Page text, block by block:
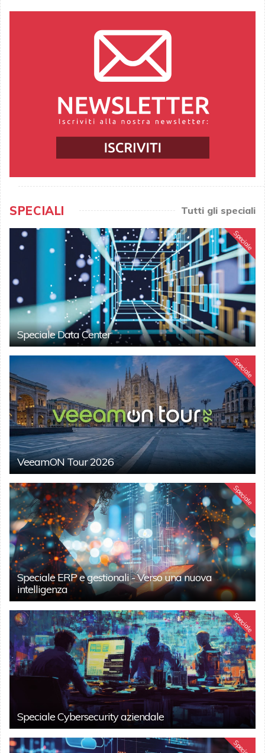
SPECIALI Tutti gli speciali
Speciale
Speciale Data Center
Speciale
VeeamON Tour 2026
Speciale
Speciale ERP e gestionali - Verso una nuova
intelligenza
Speciale
Speciale Cybersecurity aziendale